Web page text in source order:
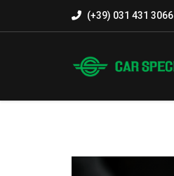
(+39) 031 431 3066